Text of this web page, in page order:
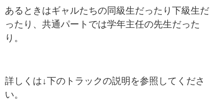
あるときはギャルたちの同級生だったり下級生だ
ったり、共通パートでは学年主任の先生だった
り。
詳しくは↓下のトラックの説明を参照してくださ
い。